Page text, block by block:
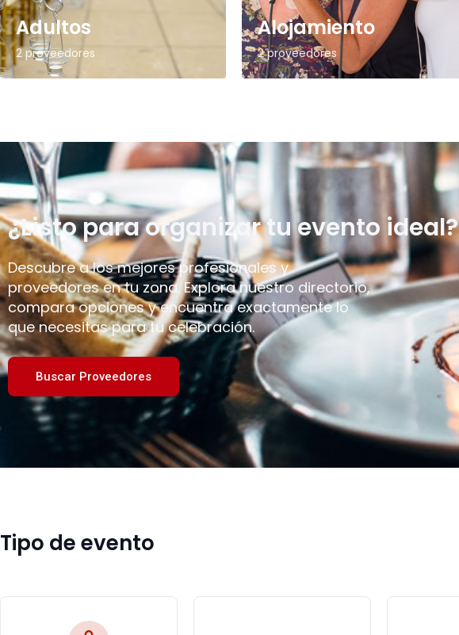
Adultos
2 proveedores
Alojamiento
2 proveedores
¿Listo para organizar tu evento ideal?
Descubre a los mejores profesionales y
proveedores en tu zona. Explora nuestro directorio,
compara opciones y encuentra exactamente lo
que necesitas para tu celebración.
Buscar Proveedores
Tipo de evento